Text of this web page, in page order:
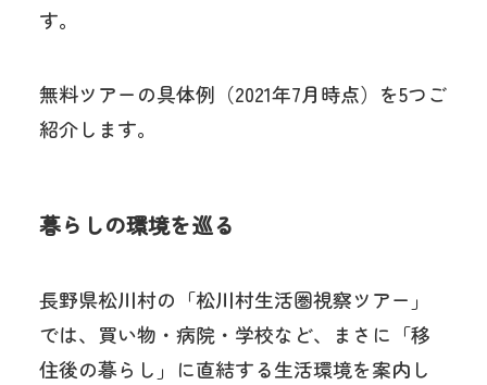
す。
無料ツアーの具体例（2021年7月時点）を5つご
紹介します。
暮らしの環境を巡る
長野県松川村の「松川村生活圏視察ツアー」
では、買い物・病院・学校など、まさに「移
住後の暮らし」に直結する生活環境を案内し